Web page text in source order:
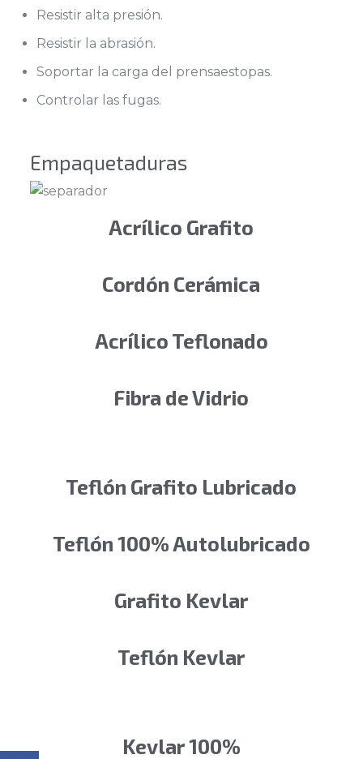
Resistir alta presión.
Resistir la abrasión.
Soportar la carga del prensaestopas.
Controlar las fugas.
Empaquetaduras
Acrílico Grafito
Cordón Cerámica
Acrílico Teflonado
Fibra de Vidrio
Teflón Grafito Lubricado
Teflón 100% Autolubricado
Grafito Kevlar
Teflón Kevlar
Kevlar 100%